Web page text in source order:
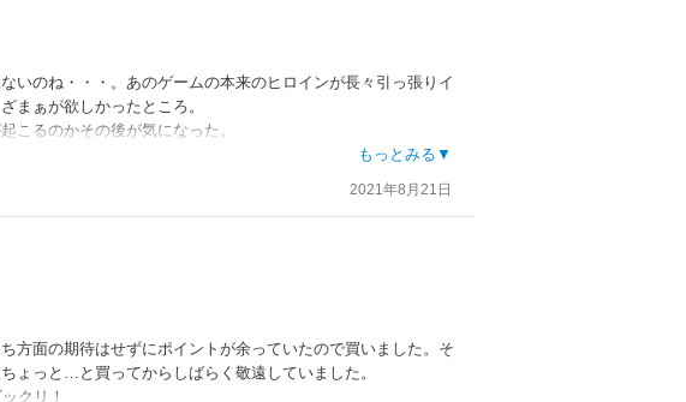
いのね・・・。あのゲームの本来のヒロインが長々引っ張りイ
まぁが欲しかったところ。
こるのかその後が気になった。
思いの父にもイライラ。父のざまぁされる表現が少なく、逆に
わだかまりが残る作品だった。まぁ、父の後悔とどこへぶつ
したいのもわからんでもないけど・・・。でも、内容展開設定
に感動したので、かなり良い作品だと思う。
もっとみる▼
2021年8月21日
方面の期待はせずにポイントが余っていたので買いました。そ
ょっと…と買ってからしばらく敬遠していました。
クリ！